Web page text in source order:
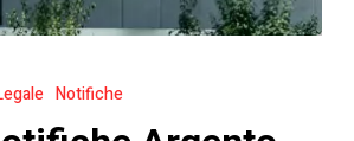
Notifiche